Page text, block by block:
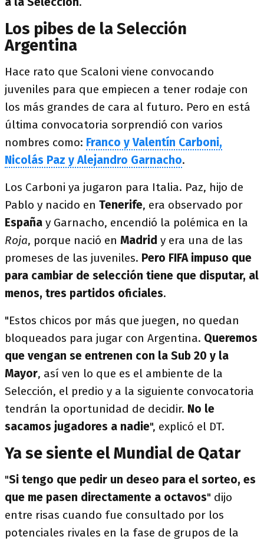
Los pibes de la Selección
Argentina
Hace rato que Scaloni viene convocando
juveniles para que empiecen a tener rodaje con
los más grandes de cara al futuro. Pero en está
última convocatoria sorprendió con varios
nombres como: Franco y Valentín Carboni,
Nicolás Paz y Alejandro Garnacho.
Los Carboni ya jugaron para Italia. Paz, hijo de
Pablo y nacido en Tenerife, era observado por
España y Garnacho, encendió la polémica en la
Roja, porque nació en Madrid y era una de las
promeses de las juveniles. Pero FIFA impuso que
para cambiar de selección tiene que disputar, al
menos, tres partidos oficiales.
"Estos chicos por más que juegen, no quedan
bloqueados para jugar con Argentina. Queremos
que vengan se entrenen con la Sub 20 y la
Mayor, así ven lo que es el ambiente de la
Selección, el predio y a la siguiente convocatoria
tendrán la oportunidad de decidir. No le
sacamos jugadores a nadie", explicó el DT.
Ya se siente el Mundial de Qatar
"Si tengo que pedir un deseo para el sorteo, es
que me pasen directamente a octavos" dijo
entre risas cuando fue consultado por los
potenciales rivales en la fase de grupos de la